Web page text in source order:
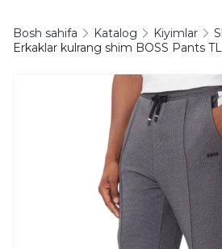
Bosh sahifa Katalog Kiyimlar
Erkaklar kulrang shim BOSS Pants